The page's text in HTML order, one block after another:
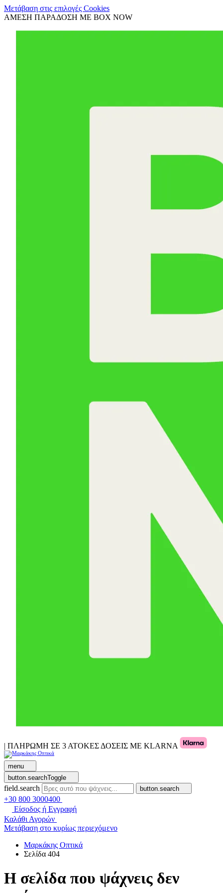
Μετάβαση στις επιλογές Cookies
ΑΜΕΣΗ ΠΑΡΑΔΟΣΗ ΜΕ BOX NOW
| ΠΛΗΡΩΜΗ ΣΕ 3 ΑΤΟΚΕΣ ΔΟΣΕΙΣ ΜΕ KLARNA
menu
button.searchToggle
field.search button.search
+30 800 3000400
Είσοδος ή Εγγραφή
Καλάθι Αγορών
Μετάβαση στο κυρίως περιεχόμενο
Μαρκάκης Οπτικά
Σελίδα 404
Η σελίδα που ψάχνεις δεν